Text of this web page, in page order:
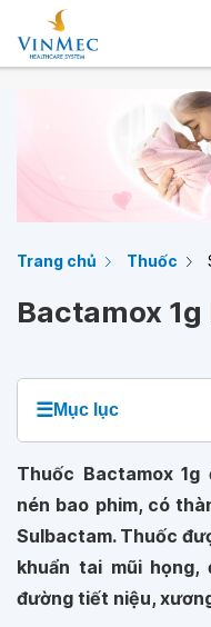
Trang chủ Thuốc
Bactamox
☰Mục lục
Thuốc Bactamox
nén bao phim, có
Sulbactam. Thuốc
khuẩn tai mũi họng,
đường tiết niệu,